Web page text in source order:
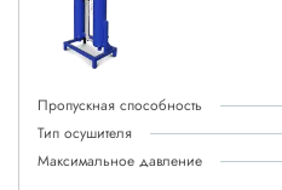
Пропускная способность
Тип осушителя
Максимальное давление